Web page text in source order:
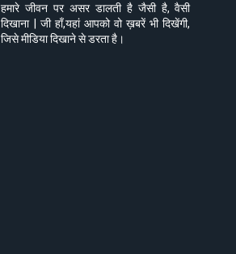
हमारे जीवन पर असर डालती है जैसी है, वैसी
दिखाना | जी हाँ,यहां आपको वो ख़बरें भी दिखेंगी,
जिसे मीडिया दिखाने से डरता है।